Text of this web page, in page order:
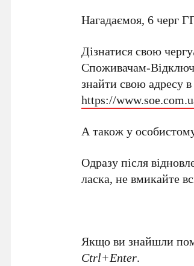
Нагадаємоя, 6 черг
Дізнатися свою
Споживачам-
знайти свою адресу
https://
А також у
Одразу після
ласка, не вмикайте
Якщо ви знайшли
Ctrl+Enter.